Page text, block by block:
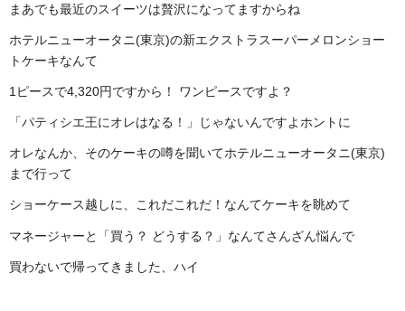
まあでも最近のスイーツは贅沢になってますからね
ホテルニューオータニ(東京)の新エクストラスーパーメロンショー
トケーキなんて
1ピースで4,320円ですから！ ワンピースですよ？
「パティシエ王にオレはなる！」じゃないんですよホントに
オレなんか、そのケーキの噂を聞いてホテルニューオータニ(東京)
まで行って
ショーケース越しに、これだこれだ！なんてケーキを眺めて
マネージャーと「買う？ どうする？」なんてさんざん悩んで
買わないで帰ってきました、ハイ